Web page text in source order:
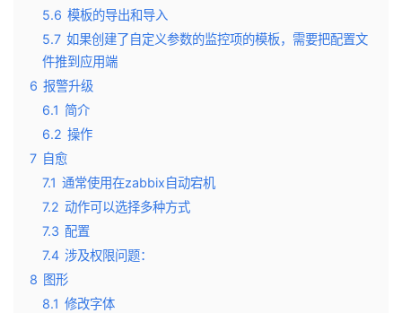
5.6 模板的导出和导入
5.7 如果创建了自定义参数的监控项的模板，需要把配置文
件推到应用端
6 报警升级
6.1 简介
6.2 操作
7 自愈
7.1 通常使用在zabbix自动宕机
7.2 动作可以选择多种方式
7.3 配置
7.4 涉及权限问题：
8 图形
8.1 修改字体